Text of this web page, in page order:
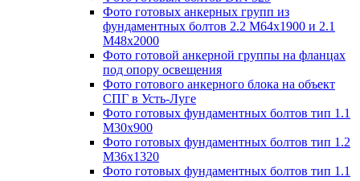
Фото готовых анкерных групп из
фундаментных болтов 2.2 М64х1900 и 2.1
М48х2000
Фото готовой анкерной группы на фланцах
под опору освещения
Фото готового анкерного блока на объект
СПГ в Усть-Луге
Фото готовых фундаментных болтов тип 1.1
М30х900
Фото готовых фундаментных болтов тип 1.2
М36х1320
Фото готовых фундаментных болтов тип 1.1